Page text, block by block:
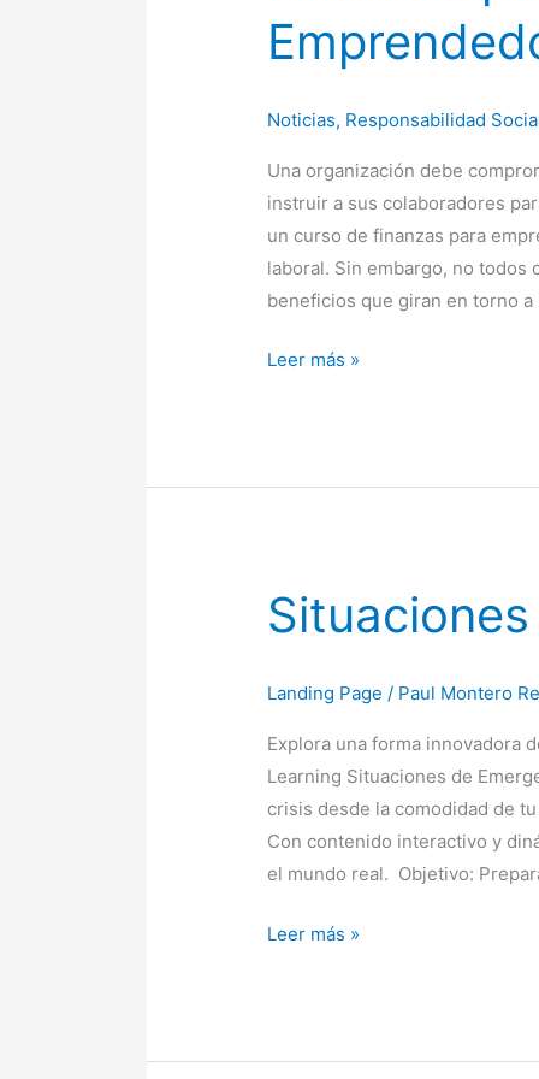
Noticias, Responsabilidad
Una organización debe
instruir a sus colaboradores
un curso de finanzas para
laboral. Sin embargo, no todos
beneficios que giran en torno a
Leer más »
Landing Page / Paul Montero
Explora una forma innovadora
Learning Situaciones de
crisis desde la comodidad de
Con contenido interactivo y
el mundo real. Objetivo:
Situaciones
de
Leer más »